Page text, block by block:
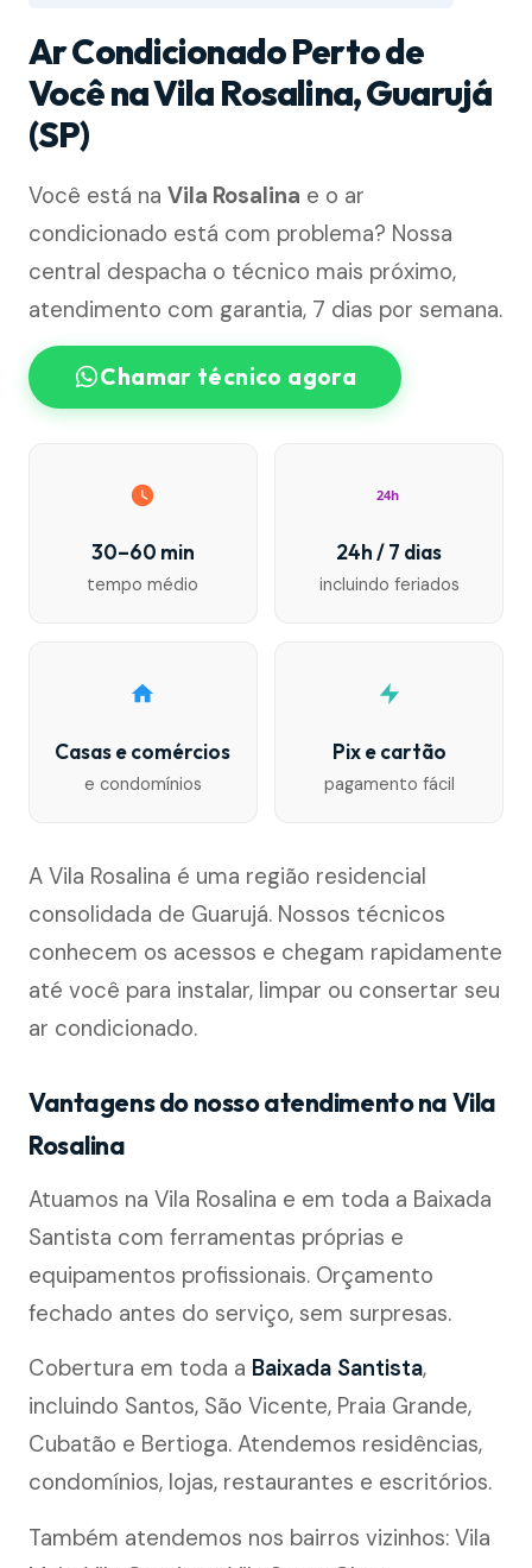
Ar Condicionado Perto de
Você na Vila Rosalina, Guarujá
(SP)
Você está na Vila Rosalina e o ar
condicionado está com problema? Nossa
central despacha o técnico mais próximo,
atendimento com garantia, 7 dias por semana.
Chamar técnico agora
30–60 min
tempo médio
24h
24h / 7 dias
incluindo feriados
Casas e comércios
e condomínios
Pix e cartão
pagamento fácil
A Vila Rosalina é uma região residencial
consolidada de Guarujá. Nossos técnicos
conhecem os acessos e chegam rapidamente
até você para instalar, limpar ou consertar seu
ar condicionado.
Vantagens do nosso atendimento na Vila
Rosalina
Atuamos na Vila Rosalina e em toda a Baixada
Santista com ferramentas próprias e
equipamentos profissionais. Orçamento
fechado antes do serviço, sem surpresas.
Cobertura em toda a Baixada Santista,
incluindo Santos, São Vicente, Praia Grande,
Cubatão e Bertioga. Atendemos residências,
condomínios, lojas, restaurantes e escritórios.
Também atendemos nos bairros vizinhos: Vila